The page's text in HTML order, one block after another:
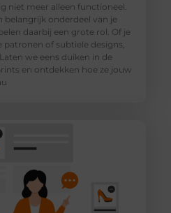
niet meer alleen functioneel.
belangrijk onderdeel van je
daarbij een grote rol. Of je
of subtiele designs,
we eens duiken in de
en ontdekken hoe ze jouw